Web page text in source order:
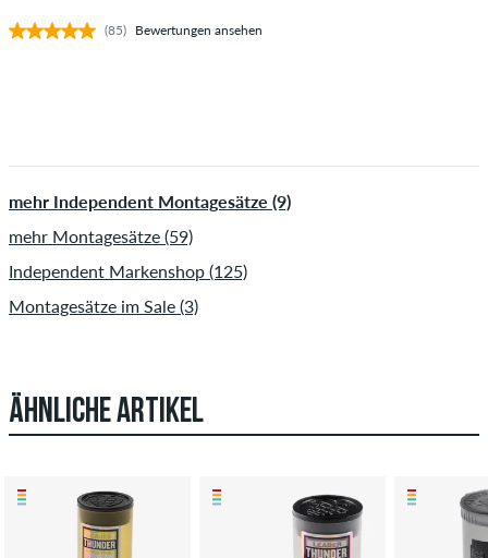
(85) Bewertungen ansehen
mehr Independent Montagesätze (9)
mehr Montagesätze (59)
Independent Markenshop (125)
Montagesätze im Sale (3)
ÄHNLICHE ARTIKEL